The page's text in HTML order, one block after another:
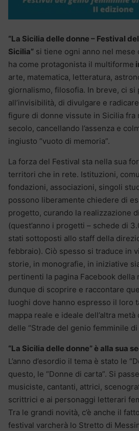
“La Sicilia delle donne – Festival
Sicilia” si tiene ogni anno nel mese
ha come protagonista il multiforme
arte, matematica, letteratura,
giornalismo, filosofia. In breve, ci
all’invisibilità, di divulgare e
figure di donne vissute in Sicilia fra
secolo, cancellando l’assenza e
ingiusto “vuoto di memoria”.
La forza del Festival sta nella sua
territori che in rete. Istituzioni,
fondazioni, associazioni, singoli
possono liberamente chiedere di
progetto, curando la realizzazione
(quest’anno i progetti – schede di
stati sottoposti allo staff della
febbraio). Ciò spesso si traduce in
storie, in monografie, in iniziative
pertinenti la pagina Facebook della
dunque di scoprire e raccontare
luoghi dove hanno espresso il loro
mappa reale e ideale dell’altra
delle “Strade del genio femminile di
“La Sicilia delle donne” è alla sua
L’anno d’esordio il tema è stato le
questo, le “Donne di carta”. Si
musiciste, cantanti, attrici,
scrittrici e ai personaggi letterari
Tra le grandi novità, c’è anche il
festival varcherà lo Stretto di